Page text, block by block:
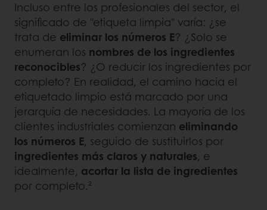
Incluso entre los profesionales del sector, el
significado de "etiqueta limpia" varía: ¿se
trata de eliminar los números E? ¿Solo se
enumeran los nombres de los ingredientes
reconocibles? ¿O reducir los ingredientes por
completo? En realidad, el camino hacia el
etiquetado limpio está marcado por una
jerarquía de necesidades. La mayoría de los
clientes industriales comienzan eliminando
los números E, seguido de sustituirlos por
ingredientes más claros y naturales, e
idealmente, acortar la lista de ingredientes
por completo.²